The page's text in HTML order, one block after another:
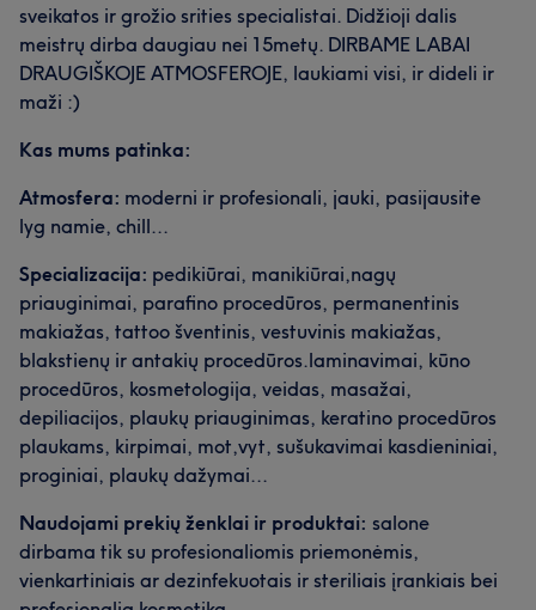
sveikatos ir grožio srities specialistai. Didžioji dalis
meistrų dirba daugiau nei 15metų. DIRBAME LABAI
DRAUGIŠKOJE ATMOSFEROJE, laukiami visi, ir dideli ir
maži :)
Kas mums patinka:
Atmosfera: moderni ir profesionali, jauki, pasijausite
lyg namie, chill...
Specializacija: pedikiūrai, manikiūrai,nagų
priauginimai, parafino procedūros, permanentinis
makiažas, tattoo šventinis, vestuvinis makiažas,
blakstienų ir antakių procedūros.laminavimai, kūno
procedūros, kosmetologija, veidas, masažai,
depiliacijos, plaukų priauginimas, keratino procedūros
plaukams, kirpimai, mot,vyt, sušukavimai kasdieniniai,
proginiai, plaukų dažymai...
Naudojami prekių ženklai ir produktai: salone
dirbama tik su profesionaliomis priemonėmis,
vienkartiniais ar dezinfekuotais ir steriliais įrankiais bei